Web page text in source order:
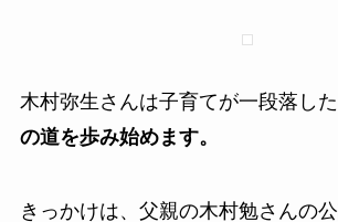
木村弥生さんは子育てが一段落した
の道を歩み始めます。
きっかけは、父親の木村勉さんの